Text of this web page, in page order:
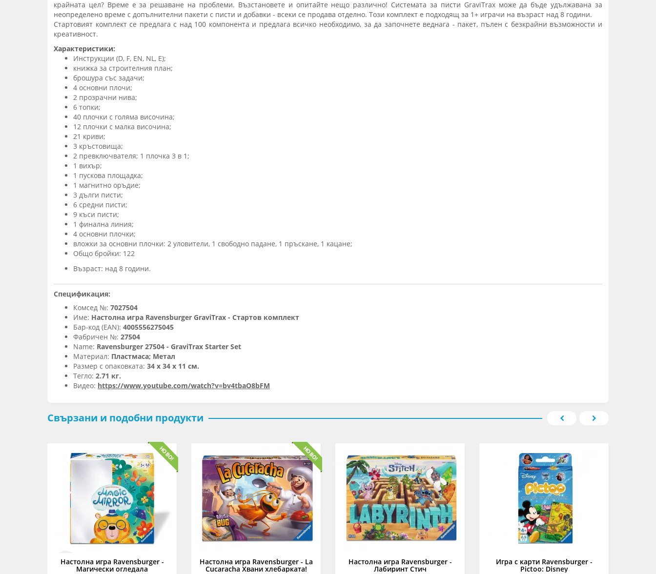
крайната цел? Време е за решаване на проблеми. Възстановете и опитайте нещо различно! Системата за писти GraviTrax може да бъде удължавана за
неопределено време с допълнителни пакети с писти и добавки - всеки се продава отделно. Този комплект е подходящ за 1+ играчи на възраст над 8 години.
Стартовият комплект се предлага с над 100 компонента и предлага всичко необходимо, за да започнете веднага - пакет, пълен с безкрайни възможности и
креативност.
Характеристики:
Инструкции (D, F, EN, NL, E);
книжка за строителния план;
брошура със задачи;
4 основни плочи;
2 прозрачни нива;
6 топки;
40 плочки с голяма височина;
12 плочки с малка височина;
21 криви;
3 кръстовища;
2 превключвателя; 1 плочка 3 в 1;
1 вихър;
1 пускова площадка;
1 магнитно оръдие;
3 дълги писти;
6 средни писти;
9 къси писти;
1 финална линия;
4 основни плочки;
вложки за основни плочки: 2 уловители, 1 свободно падане, 1 пръскане, 1 кацане;
Общо бройки: 122
Възраст: над 8 години.
Спецификация:
Комсед №: 7027504
Име: Настолна игра Ravensburger GraviTrax - Стартов комплект
Бар-код (EAN): 4005556275045
Фабричен №: 27504
Name: Ravensburger 27504 - GraviTrax Starter Set
Материал: Пластмаса; Метал
Размер с опаковката: 34 х 34 х 11 см.
Тегло: 2.71 кг.
Видео: https://www.youtube.com/watch?v=bv4tbaO8bFM
Свързани и подобни продукти
Настолна игра Ravensburger -
Магически огледала
Настолна игра Ravensburger - La
Cucaracha Хвани хлебарката!
Настолна игра Ravensburger -
Лабиринт Стич
Игра с карти Ravensburger -
Pictoo: Disney